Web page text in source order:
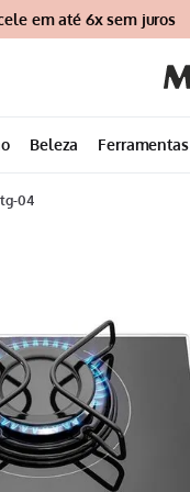
em até 6x sem juros
Beleza Ferramentas
04